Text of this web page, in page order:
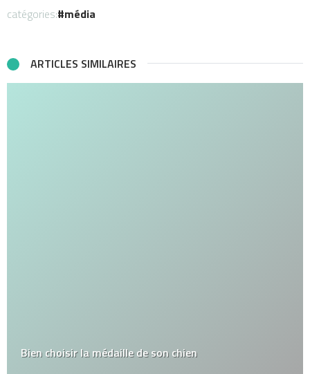
catégories: média
ARTICLES SIMILAIRES
Bien choisir la médaille de son chien